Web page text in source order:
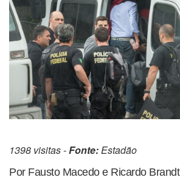
1398 visitas -Fonte:Estadão
Por Fausto Macedo e Ricardo Brandt